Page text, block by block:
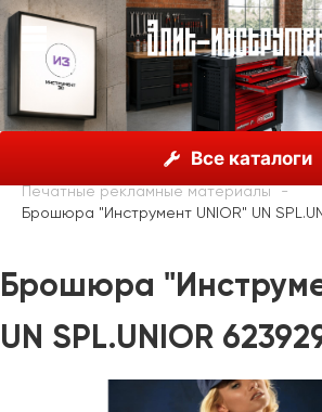
Все каталоги
Unior, Словения
Рекламные материалы
Печатные рекламные материалы
Брошюра "Инструмент UNIOR" UN
Брошюра
UN SPL.UNIOR